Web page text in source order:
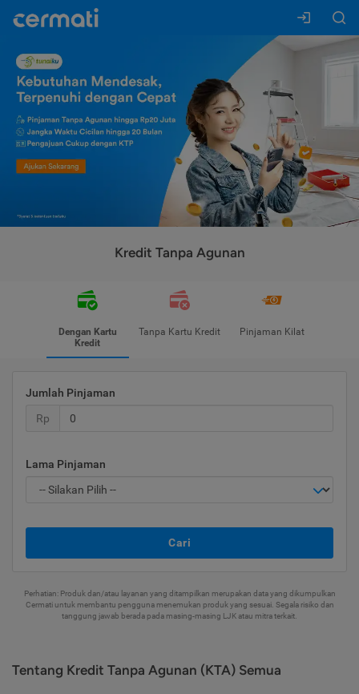
Kredit Tanpa Agunan
Dengan Kartu
Kredit
Tanpa Kartu Kredit Pinjaman Kilat
Jumlah Pinjaman
Rp
Lama Pinjaman
Cari
Perhatian: Produk dan/atau layanan yang ditampilkan merupakan data yang dikumpulkan
Cermati untuk membantu pengguna menemukan produk yang sesuai. Segala risiko dan
tanggung jawab berada pada masing-masing LJK atau mitra terkait.
Tentang Kredit Tanpa Agunan (KTA) Semua